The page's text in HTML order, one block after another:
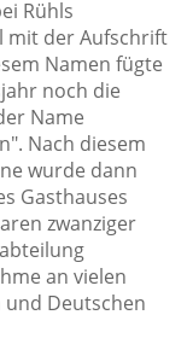
Rühls
mit der Aufschrift
Namen fügte
noch die
Name
Nach diesem
wurde dann
Gasthauses
zwanziger
an vielen
Deutschen